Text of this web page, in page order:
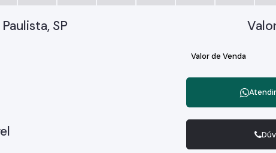
SP
Valor de Venda